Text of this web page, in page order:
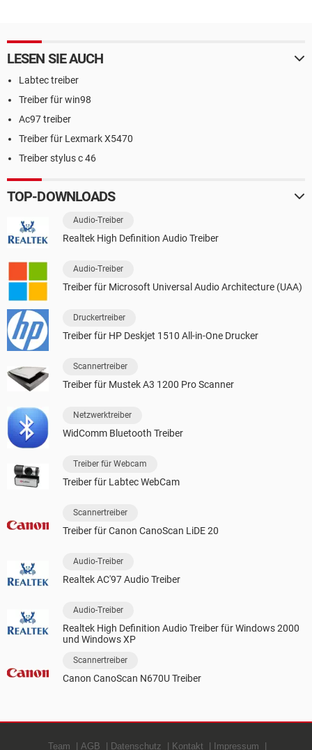
LESEN SIE AUCH
Labtec treiber
Treiber für win98
Ac97 treiber
Treiber für Lexmark X5470
Treiber stylus c 46
TOP-DOWNLOADS
Audio-Treiber
Realtek High Definition Audio Treiber
Audio-Treiber
Treiber für Microsoft Universal Audio Architecture (UAA)
Druckertreiber
Treiber für HP Deskjet 1510 All-in-One Drucker
Scannertreiber
Treiber für Mustek A3 1200 Pro Scanner
Netzwerktreiber
WidComm Bluetooth Treiber
Treiber für Webcam
Treiber für Labtec WebCam
Scannertreiber
Treiber für Canon CanoScan LiDE 20
Audio-Treiber
Realtek AC'97 Audio Treiber
Audio-Treiber
Realtek High Definition Audio Treiber für Windows 2000
und Windows XP
Scannertreiber
Canon CanoScan N670U Treiber
Team AGB Datenschutz Kontakt Impressum